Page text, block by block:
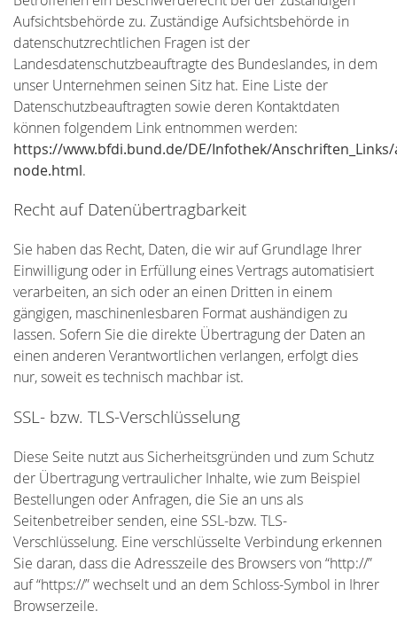
Aufsichtsbehörde zu. Zuständige Aufsichtsbehörde in
datenschutzrechtlichen Fragen ist der
Landesdatenschutzbeauftragte des Bundeslandes, in dem
unser Unternehmen seinen Sitz hat. Eine Liste der
Datenschutzbeauftragten sowie deren Kontaktdaten
können folgendem Link entnommen werden:
https://www.bfdi.bund.de/DE/Infothek/
node.html.
Recht auf Datenübertragbarkeit
Sie haben das Recht, Daten, die wir auf Grundlage Ihrer
Einwilligung oder in Erfüllung eines Vertrags automatisiert
verarbeiten, an sich oder an einen Dritten in einem
gängigen, maschinenlesbaren Format aushändigen zu
lassen. Sofern Sie die direkte Übertragung der Daten an
einen anderen Verantwortlichen verlangen, erfolgt dies
nur, soweit es technisch machbar ist.
SSL- bzw. TLS-Verschlüsselung
Diese Seite nutzt aus Sicherheitsgründen und zum Schutz
der Übertragung vertraulicher Inhalte, wie zum Beispiel
Bestellungen oder Anfragen, die Sie an uns als
Seitenbetreiber senden, eine SSL-bzw. TLS-
Verschlüsselung. Eine verschlüsselte Verbindung erkennen
Sie daran, dass die Adresszeile des Browsers von “http://”
auf “https://” wechselt und an dem Schloss-Symbol in Ihrer
Browserzeile.